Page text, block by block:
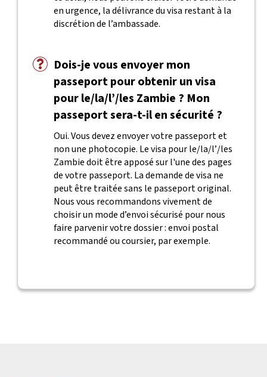
en urgence, la délivrance du visa restant à la
discrétion de l’ambassade.
Dois-je vous envoyer mon
passeport pour obtenir un visa
pour le/la/l’/les Zambie ? Mon
passeport sera-t-il en sécurité ?
Oui. Vous devez envoyer votre passeport et
non une photocopie. Le visa pour le/la/l’/les
Zambie doit être apposé sur l'une des pages
de votre passeport. La demande de visa ne
peut être traitée sans le passeport original.
Nous vous recommandons vivement de
choisir un mode d’envoi sécurisé pour nous
faire parvenir votre dossier : envoi postal
recommandé ou coursier, par exemple.